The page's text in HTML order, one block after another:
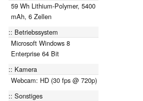
59 Wh Lithium-Polymer, 5400
mAh, 6 Zellen
Betriebssystem
Microsoft Windows 8
Enterprise 64 Bit
Kamera
Webcam: HD (30 fps @ 720p)
Sonstiges